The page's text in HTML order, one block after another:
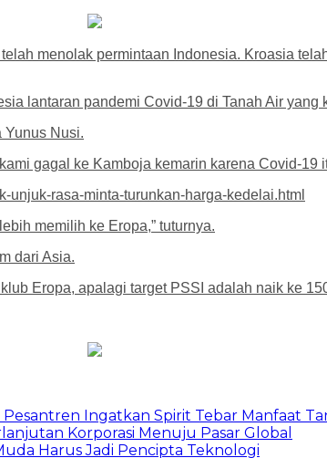
menolak permintaan Indonesia. Kroasia
lantaran pandemi Covid-19 di Tanah Air yang
Yunus Nusi.
gagal ke Kamboja kemarin karena Covid-19
unjuk-rasa-minta-turunkan-harga-kedelai.html
memilih ke Eropa,” tuturnya.
dari Asia.
Eropa, apalagi target PSSI adalah naik ke
Ingatkan Spirit Tebar Manfaat
Korporasi Menuju Pasar Global
Harus Jadi Pencipta Teknologi